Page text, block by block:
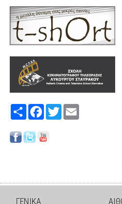
Share FacebookTwitter
ΓΕΝΙΚΑ